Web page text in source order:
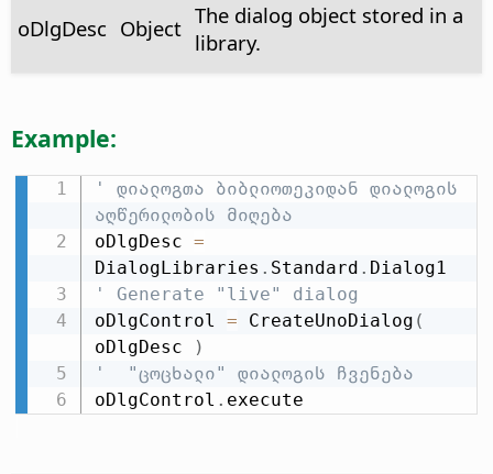
oDlgDesc Object The dialog object stored in a
library.
Example:
' დიალოგთა ბიბლიოთეკიდან დიალოგის
აღწერილობის მიღება
oDlgDesc =
DialogLibraries . Standard .
' Generate "live" dialog
oDlgControl = CreateUnoDialog (
oDlgDesc
)
'  "ცოცხალი" დიალოგის ჩვენება
oDlgControl . execute